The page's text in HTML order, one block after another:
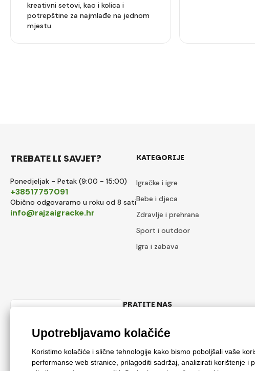
kreativni setovi, kao i kolica i
potrepštine za najmlađe na jednom
mjestu.
TREBATE LI SAVJET?
Ponedjeljak - Petak (9:00 - 15:00)
+38517757091
Obično odgovaramo u roku od 8 sati
info@rajzaigracke.hr
KATEGORIJE
Igračke i igre
Bebe i djeca
Zdravlje i prehrana
Sport i outdoor
Igra i zabava
PRATITE NAS
Facebook